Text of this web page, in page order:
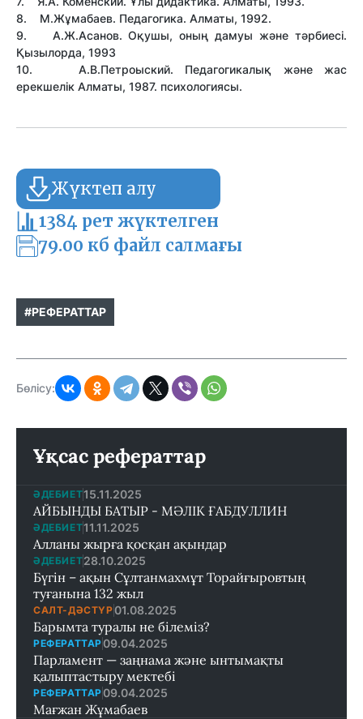
8. М.Жұмабаев. Педагогика. Алматы, 1992.
9. А.Ж.Асанов. Оқушы, оның дамуы және тәрбиесі.
Қызылорда, 1993
10. А.В.Петроыский. Педагогикалық және жас
ерекшелік Алматы, 1987. психологиясы.
Жүктеп алу
1384 рет жүктелген
79.00 кб файл салмағы
#РЕФЕРАТТАР
Бөлісу:
Ұқсас рефераттар
ӘДЕБИЕТ15.11.2025
АЙБЫНДЫ БАТЫР - МӘЛІК ҒАБДУЛЛИН
ӘДЕБИЕТ11.11.2025
Алланы жырға қосқан ақындар
ӘДЕБИЕТ28.10.2025
Бүгін – ақын Сұлтанмахмұт Торайғыровтың
туғанына 132 жыл
САЛТ-ДӘСТҮР 01.08.2025
Барымта туралы не білеміз?
РЕФЕРАТТАР 09.04.2025
Парламент — заңнама және ынтымақты
қалыптастыру мектебi
РЕФЕРАТТАР 09.04.2025
Мағжан Жұмабаев